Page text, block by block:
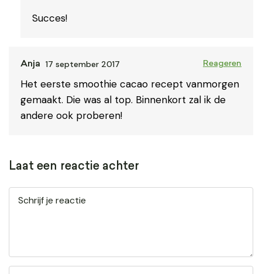
Succes!
Anja 17 september 2017 Reageren
Het eerste smoothie cacao recept vanmorgen
gemaakt. Die was al top. Binnenkort zal ik de
andere ook proberen!
Laat een reactie achter